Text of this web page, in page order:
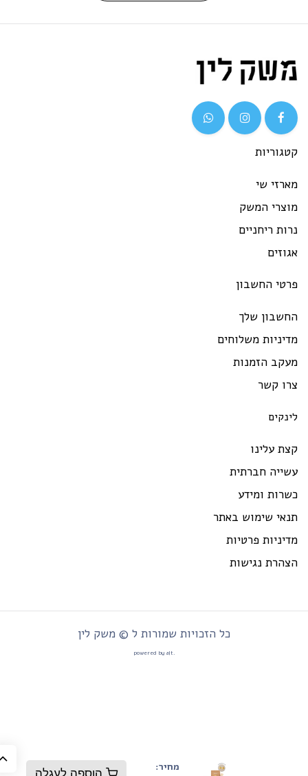
מחיר:
שי
המשק
ריחניים
החשבון
שלך
משלוחים
הזמנות
קשר
עלינו
חברתית
ומידע
שימוש באתר
פרטיות
נגישות
כל הזכויות שמורות ל © משק לין